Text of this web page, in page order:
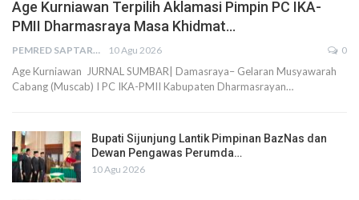
Age Kurniawan Terpilih Aklamasi Pimpin PC IKA-
PMII Dharmasraya Masa Khidmat…
PEMRED SAPTARIUS 10 Agu 2026 0
Age Kurniawan JURNAL SUMBAR| Damasraya– Gelaran Musyawarah
Cabang (Muscab) I PC IKA-PMII Kabupaten Dharmasrayan…
Bupati Sijunjung Lantik Pimpinan BazNas dan
Dewan Pengawas Perumda…
10 Agu 2026